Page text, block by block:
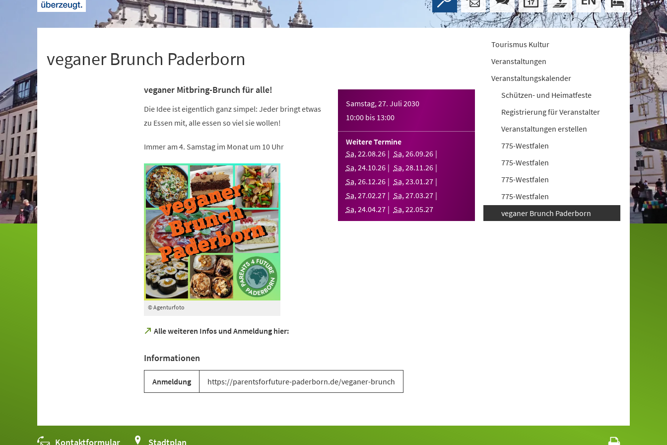
veganer Brunch Paderborn
Samstag, 27. Juli 2030
10:00 bis 13:00
Weitere Termine
Sa,22.08.26 Sa,26.09.26
Sa,24.10.26 Sa,28.11.26
Sa,26.12.26 Sa,23.01.27
Sa,27.02.27 Sa,27.03.27
Sa,24.04.27 Sa,22.05.27
veganer Mitbring-Brunch für alle!
Die Idee ist eigentlich ganz simpel: Jeder bringt etwas
zu Essen mit, alle essen so viel sie wollen!
Immer am 4. Samstag im Monat um 10 Uhr
© Agenturfoto
Alle weiteren Infos und Anmeldung hier:
(Öffnet
neuen
Tab)
Informationen
Anmeldung https://parentsforfuture-paderborn.de/veganer-brunch
Tourismus Kultur
Veranstaltungen
Veranstaltungskalender
Schützen- und Heimatfeste
Registrierung für Veranstalter
Veranstaltungen erstellen
775-Westfalen
775-Westfalen
775-Westfalen
775-Westfalen
veganer Brunch Paderborn
Kontaktformular Stadtplan
(Öffnet